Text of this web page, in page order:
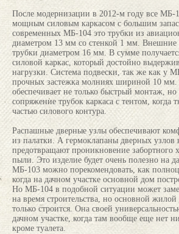
После модернизации в 2012-м году все МБ-
мощным силовым каркасом с большим
современных МБ-104 это трубки из
диаметром 13 мм со стенкой 1 мм. Внешние
трубки диаметром 16 мм. В сумме
силовой каркас, который достойно
нагрузки. Система подвески, так же как у
прочных застежка молниях шириной 10
обеспечивает не только быстрый монтаж,
сопряжение трубок каркаса с тентом, когда
частью силового контура.
Распашные дверные узлы обеспечивают
из палатки. А гермоклапаны дверных узлов
предотвращают проникновение забортного
пыли. Это изделие будет очень полезно на
МБ-103 можно порекомендовать, как
когда на дачном участке основной дом
Но МБ-104 в подобной ситуации может
на время строительства, но основной
только строится. Она своей
дачном участке, когда там вообще еще нет
кроме туалета.